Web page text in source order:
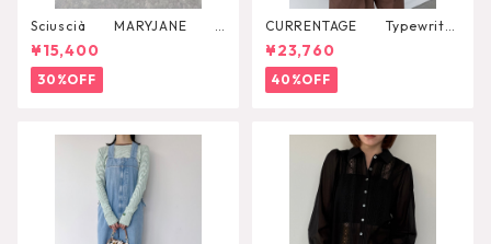
Sciuscià MARYJANE
（ROOIBOS TEA）
¥15,400
30%OFF
CURRENTAGE Typewriter
Shirt Blouson
¥23,760
40%OFF